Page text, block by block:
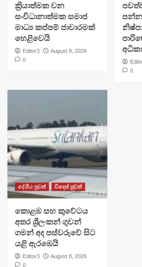
ක්‍රියාත්මක වන
සංවිධානාත්මක සමාජ
මාධ්‍ය කප්පම් ජාවාරමක්
හෙළිවෙයි
Editor3
August 8, 2026
0
0
දේශීය පුවත් විදෙස් පුවත්
​කොළඹ සහ කුවේටය
අතර ශ්‍රීලංකන් ගුවන්
ගමන් අද පස්වරුවේ සිට
යළි ඇරඹෙයි
Editor3
August 8, 2026
0